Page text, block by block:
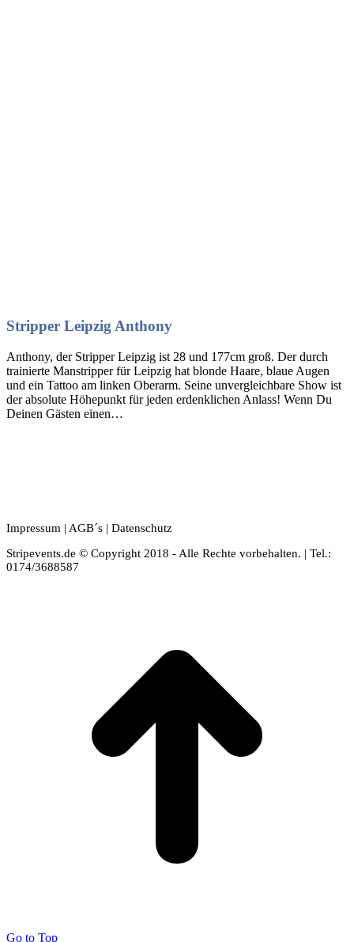
Stripper Leipzig Anthony
Anthony, der Stripper Leipzig ist 28 und 177cm groß. Der durch
trainierte Manstripper für Leipzig hat blonde Haare, blaue Augen
und ein Tattoo am linken Oberarm. Seine unvergleichbare Show ist
der absolute Höhepunkt für jeden erdenklichen Anlass! Wenn Du
Deinen Gästen einen…
Impressum | AGB´s | Datenschutz
Stripevents.de © Copyright 2018 - Alle Rechte vorbehalten. | Tel.:
0174/3688587
Go to Top